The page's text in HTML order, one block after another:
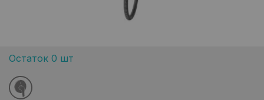
Остаток 0 шт